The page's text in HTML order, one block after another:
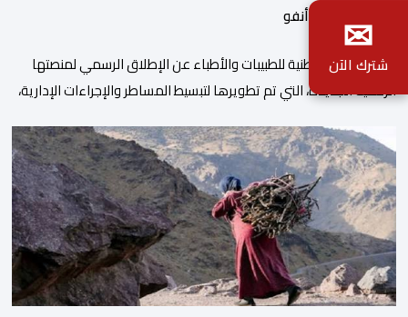
بواسطة أحداث.أنفو
أعلنت الهيئة الوطنية للطبيبات والأطباء عن الإطلاق الرسمي لمنصتها
الرقمية الجديدة، التي تم تطويرها لتبسيط المساطر والإجراءات الإدارية،
والمجالس الجهوية للهيئة إلى جانب الهيئة الوطنية. وذكر بلاغ للهيئة أن
هذه المنصة، التي تم إطلاقها في إطار استراتيجيتها الرامية إلى التحديث
والتحول الرقمي، تشكل خطوة مهمة في […]
✉
شترك الآن